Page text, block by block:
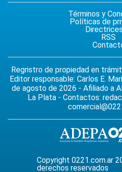
Términos y
Políticas de
RSS
Regristro de propiedad en
Editor responsable: Carlos E.
de agosto de 2026 - Afiliado a
La Plata - Contactos:
Copyright 0221.com.ar
derechos reservados